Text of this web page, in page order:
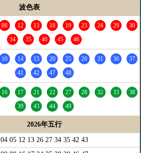
波色表
08 12 13 18 19 23 24 29
30
34
35 40 45 46
10 14 15 20 25 26 31 36
37
41
42 47 48
16 17 21 22 27 28 32 33
38
39
43 44 49
2026年五行
04 05 12 13 26 27 34 35 42 43